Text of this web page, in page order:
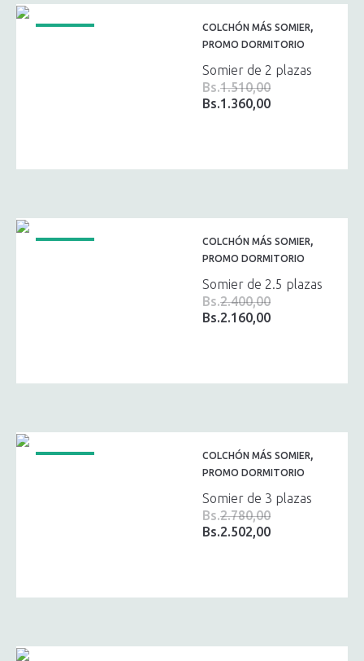
COLCHÓN MÁS SOMIER,
PROMO DORMITORIO
Somier de 2 plazas
Bs.1.510,00
El
Bs.1.510,00.
Bs.1.360,00El
Bs.1.360,00.
COLCHÓN MÁS SOMIER,
PROMO DORMITORIO
Somier de 2.5 plazas
Bs.2.400,00
El
Bs.2.400,00.
Bs.2.160,00El
Bs.2.160,00.
COLCHÓN MÁS SOMIER,
PROMO DORMITORIO
Somier de 3 plazas
Bs.2.780,00
El
Bs.2.780,00.
Bs.2.502,00El
Bs.2.502,00.